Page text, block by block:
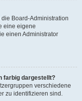
Board-Administration
eine eigene
einen Administrator
farbig dargestellt?
verschiedene
zu identifizieren sind.